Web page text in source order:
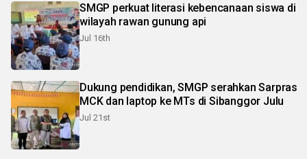
SMGP perkuat literasi kebencanaan siswa di
wilayah rawan gunung api
Jul 16th
Dukung pendidikan, SMGP serahkan Sarpras
MCK dan laptop ke MTs di Sibanggor Julu
Jul 21st